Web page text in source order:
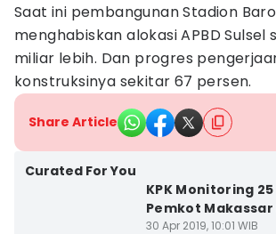
Saat ini pembangunan Stadion
menghabiskan alokasi APBD Sulsel
miliar lebih. Dan progres
konstruksinya sekitar 67 persen.
Share Article
Curated For You
KPK Monitoring
Pemkot
30 Apr 2019, 10:01 WIB